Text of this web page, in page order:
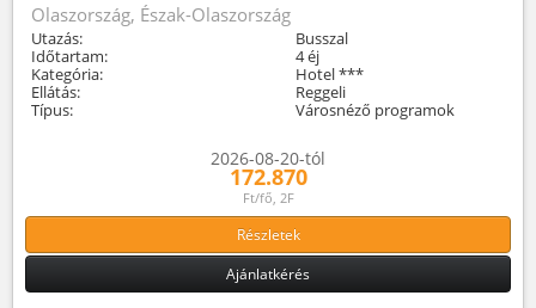
Olaszország, Észak-Olaszország
Utazás:
Busszal
Időtartam:
4 éj
Kategória:
Hotel ***
Ellátás:
Reggeli
Típus:
Városnéző programok
2026-08-20-tól
172.870
Ft/fő, 2F
Részletek
Ajánlatkérés